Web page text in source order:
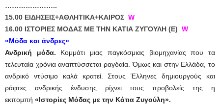
…………………..
15.00 ΕΙΔΗΣΕΙΣ+ΑΘΛΗΤΙΚΑ+ΚΑΙΡΟΣ W
16.00 ΙΣΤΟΡΙΕΣ ΜΟΔΑΣ ΜΕ ΤΗΝ ΚΑΤΙΑ ΖΥΓΟΥΛΗ (Ε) W
«Μόδα και άνδρες»
Ανδρική μόδα. Κομμάτι μιας παγκόσμιας βιομηχανίας που τα
τελευταία χρόνια αναπτύσσεται ραγδαία. Όμως και στην Ελλάδα, το
ανδρικό ντύσιμο καλά κρατεί. Στους Έλληνες δημιουργούς και
ράφτες ανδρικής ένδυσης ρίχνει τους προβολείς της η
εκπομπή «Ιστορίες Μόδας με την Κάτια Ζυγούλη».